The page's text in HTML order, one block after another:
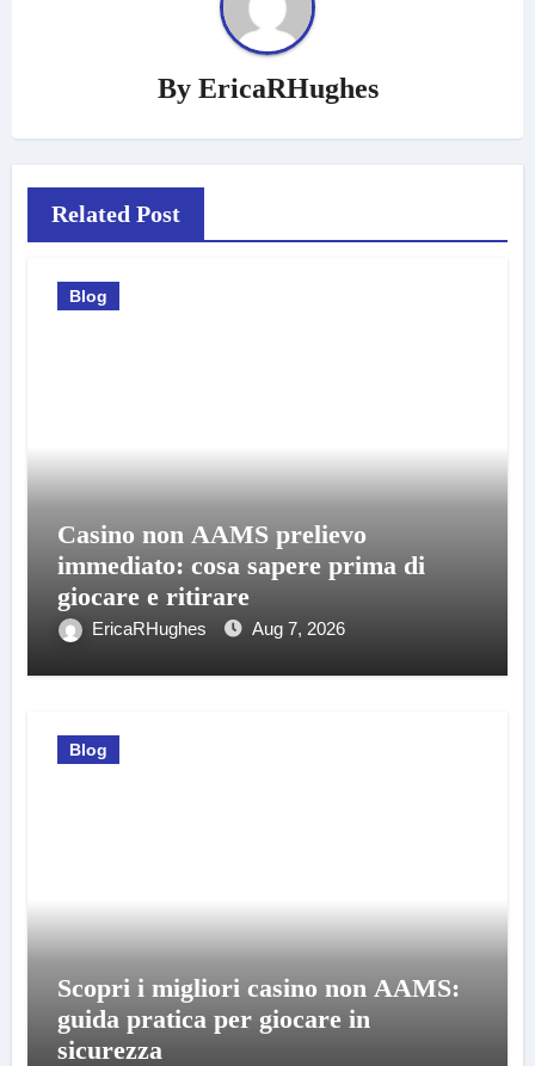
By EricaRHughes
Related Post
Blog
Casino non AAMS prelievo
immediato: cosa sapere prima di
giocare e ritirare
EricaRHughes Aug 7, 2026
Blog
Scopri i migliori casino non AAMS:
guida pratica per giocare in
sicurezza